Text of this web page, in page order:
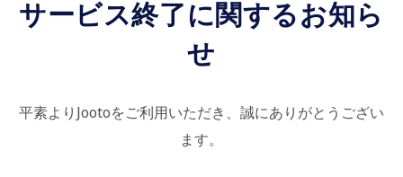
サービス終了に関するお知ら
せ
平素よりJootoをご利用いただき、誠にありがとうござい
ます。